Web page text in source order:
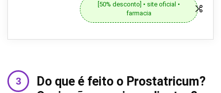
[50% desconto] • site oficial •
farmacia
Do que é feito o Prostatricum?